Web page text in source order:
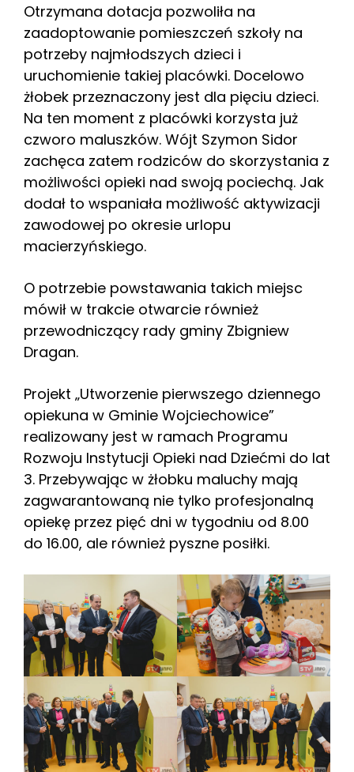
Otrzymana dotacja pozwoliła na
zaadoptowanie pomieszczeń szkoły na
potrzeby najmłodszych dzieci i
uruchomienie takiej placówki. Docelowo
żłobek przeznaczony jest dla pięciu dzieci.
Na ten moment z placówki korzysta już
czworo maluszków. Wójt Szymon Sidor
zachęca zatem rodziców do skorzystania z
możliwości opieki nad swoją pociechą. Jak
dodał to wspaniała możliwość aktywizacji
zawodowej po okresie urlopu
macierzyńskiego.
O potrzebie powstawania takich miejsc
mówił w trakcie otwarcie również
przewodniczący rady gminy Zbigniew
Dragan.
Projekt „Utworzenie pierwszego dziennego
opiekuna w Gminie Wojciechowice”
realizowany jest w ramach Programu
Rozwoju Instytucji Opieki nad Dziećmi do lat
3. Przebywając w żłobku maluchy mają
zagwarantowaną nie tylko profesjonalną
opiekę przez pięć dni w tygodniu od 8.00
do 16.00, ale również pyszne posiłki.